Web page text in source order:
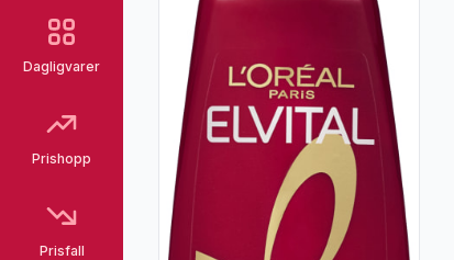
Dagligvarer
Prishopp
Prisfall